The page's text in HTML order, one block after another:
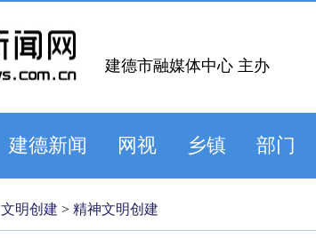
建德市融媒体中心 主办
建德新闻 网视 乡镇 部门
文明创建 > 精神文明创建